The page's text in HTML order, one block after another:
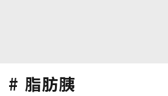
脂肪胰